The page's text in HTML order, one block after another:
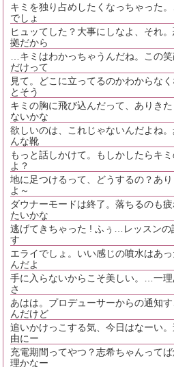
キミを独り占めしたくなっちゃった
でしょ
ヒュッてした？大事にしなよ、それ
拠だから
…キミはわかっちゃうんだね。この
だけって
見て。どこに立ってるのかわからな
とそう
キミの胸に飛び込んだって、ありき
ないかな
欲しいのは、これじゃないんだよね
んな靴
もっと話しかけて。もしかしたらキ
よ？
地に足つけるって、どうするの？あ
よ～
ダウナーモードは終了。落ちるのも
たいかな
逃げてきちゃった ! ふぅ…レッスンの
す
エライでしょ。いい感じの噴水はあ
んだよ
手に入らないからこそ美しい。…一
さ
あはは。プロデューサーからの通知
んだけど
追いかけっこする気、今日はなーい
由にー
充電期間ってやつ？志希ちゃんって
理かなー